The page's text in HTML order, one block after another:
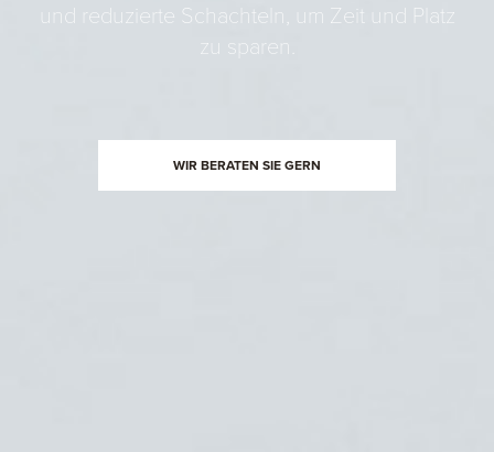
und reduzierte Schachteln, um Zeit und Platz
zu sparen.
WIR BERATEN SIE GERN